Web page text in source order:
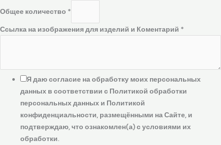
Общее количество *
Ссылка на изображения для изделий и Коментарий *
Я даю согласие на обработку моих персональных
данных в соответствии с Политикой обработки
персональных данных и Политикой
конфиденциальности, размещёнными на Сайте, и
подтверждаю, что ознакомлен(а) с условиями их
обработки.